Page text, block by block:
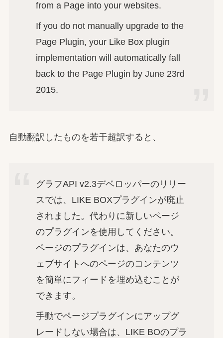
from a Page into your websites.
If you do not manually upgrade to the
Page Plugin, your Like Box plugin
implementation will automatically fall
back to the Page Plugin by June 23rd
2015.
自動翻訳したものを若干超訳すると、
グラフAPI v2.3デベロッパーのリリー
スでは、LIKE BOXプラグインが廃止
されました。代わりに新しいページ
のプラグインを使用してください。
ページのプラグインは、あなたのウ
ェブサイトへのページのコンテンツ
を簡単にフィードを埋め込むことが
できます。
手動でページプラグインにアップグ
レードしない場合は、LIKE BOのプラ